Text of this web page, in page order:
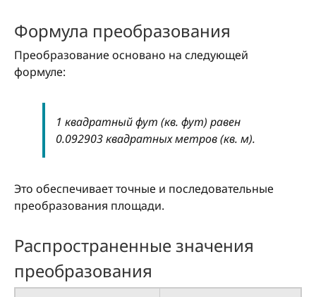
Формула преобразования
Преобразование основано на следующей
формуле:
1 квадратный фут (кв. фут) равен
0.092903 квадратных метров (кв. м).
Это обеспечивает точные и последовательные
преобразования площади.
Распространенные значения
преобразования